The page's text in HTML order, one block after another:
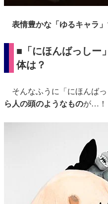
表情豊かな「ゆるキャラ」
■「にほんばっしー
体は？
そんなふうに「にほんばっ
ら人の頭のようなものが…！